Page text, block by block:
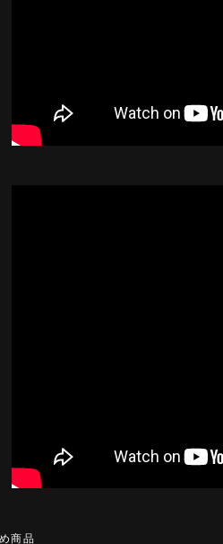
商品